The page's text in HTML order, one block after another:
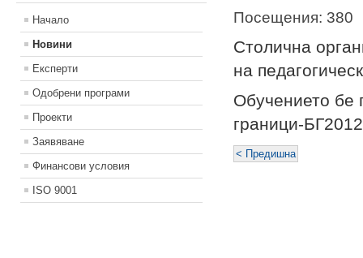
Начало
Новини
Експерти
Одобрени програми
Проекти
Заявяване
Финансови условия
ISO 9001
Посещения: 380
Столична
на
Обучението бе
граници-
< Предишна